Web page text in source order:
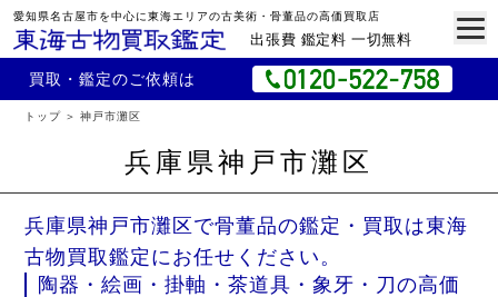
愛知県名古屋市を中心に東海エリアの古美術・骨董品の高価買取店
出張費 鑑定料 一切無料
買取・鑑定のご依頼は
トップ 神戸市灘区
兵庫県神戸市灘区
兵庫県神戸市灘区で骨董品の鑑定・買取は東海
古物買取鑑定にお任せください。
陶器・絵画・掛軸・茶道具・象牙・刀の高価